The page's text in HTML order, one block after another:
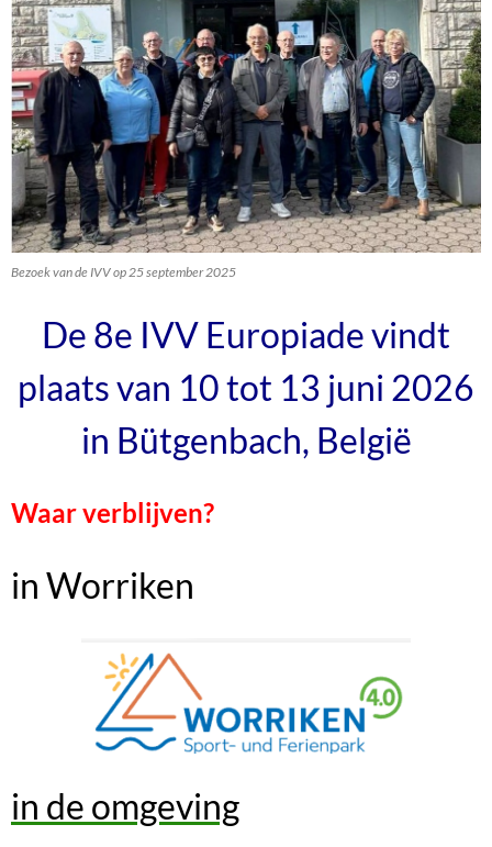
Bezoek van de IVV op 25 september 2025
De 8e IVV Europiade vindt
plaats van 10 tot 13 juni 2026
in Bütgenbach, België
Waar verblijven?
in Worriken
in de omgeving